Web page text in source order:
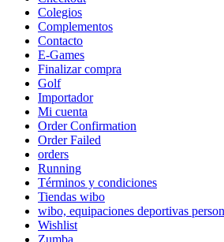
Colegios
Complementos
Contacto
E-Games
Finalizar compra
Golf
Importador
Mi cuenta
Order Confirmation
Order Failed
orders
Running
Términos y condiciones
Tiendas wibo
wibo, equipaciones deportivas
Wishlist